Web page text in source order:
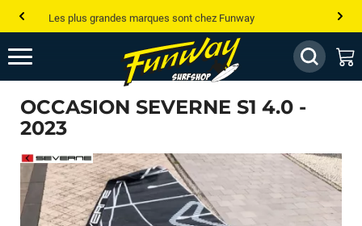
Les plus grandes marques sont chez Funway
Jusqu’à -75% de remise sur le windsurf, wingfoil, etc...
💰 Meilleur prix garanti — Moins cher ailleurs ? On s’aligne !
Besoin de conseils de pro ? Appelle nous !
OCCASION SEVERNE S1 4.0 -
2023